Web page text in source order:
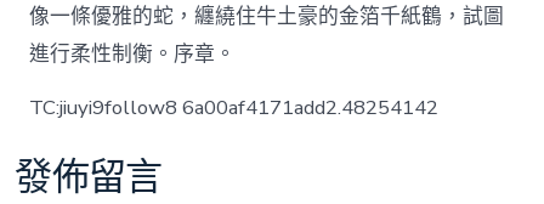
像一條優雅的蛇，纏繞住牛土豪的金箔千紙鶴，試圖
進行柔性制衡。序章。
TC:jiuyi9follow8 6a00af4171add2.48254142
發佈留言